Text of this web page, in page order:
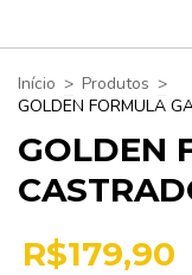
Início > Produtos >
GOLDEN FORMULA
GOLDEN
R$179,90